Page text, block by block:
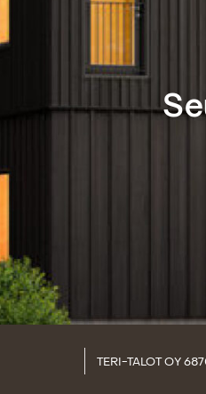
TERI-TALOT OY